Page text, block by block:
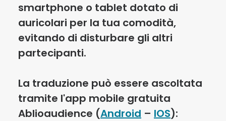
smartphone o tablet dotato di
auricolari per la tua comodità,
evitando di disturbare gli altri
partecipanti.
La traduzione può essere ascoltata
tramite l'app mobile gratuita
Ablioaudience (Android – IOS):